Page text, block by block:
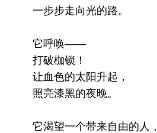
一步步走向光的路。
它呼唤——
打破枷锁！
让血色的太阳升起，
照亮漆黑的夜晚。
它渴望一个带来自由的人，